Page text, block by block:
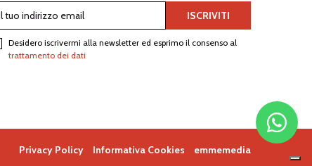
Desidero iscrivermi alla newsletter ed esprimo il consenso al
trattamento dei dati
Privacy Policy Informativa Cookies emmemedia